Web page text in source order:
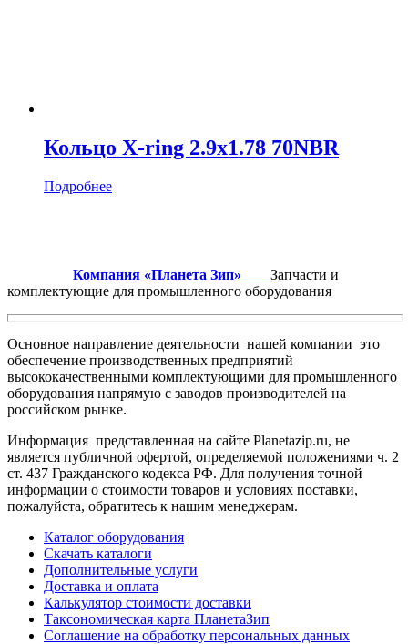
Кольцо X-ring 2.9х1.78 70NBR
Подробнее
Компания «Планета Зип» Запчасти и
комплектующие для промышленного оборудования
Основное направление деятельности нашей компании это
обеспечение производственных предприятий
высококачественными комплектующими для промышленного
оборудования напрямую с заводов производителей на
российском рынке.
Информация представленная на сайте Planetazip.ru, не
является публичной офертой, определяемой положениями ч. 2
ст. 437 Гражданского кодекса РФ. Для получения точной
информации о стоимости товаров и условиях поставки,
пожалуйста, обратитесь к нашим менеджерам.
Каталог оборудования
Скачать каталоги
Дополнительные услуги
Доставка и оплата
Калькулятор стоимости доставки
Таксономическая карта ПланетаЗип
Соглашение на обработку персональных данных